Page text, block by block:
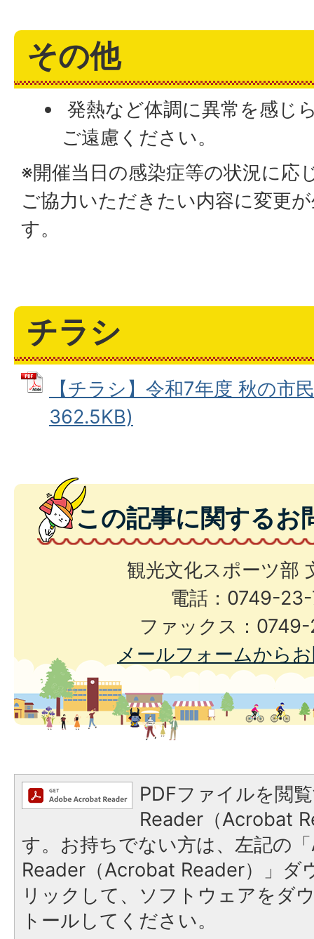
その他
発熱など体調に異常を感じ
ご遠慮ください。
※開催当日の感染症等の状況に応
ご協力いただきたい内容に変更
す。
チラシ
【チラシ】令和7年度 秋の市
362.5KB)
この記事に関するお
観光文化スポーツ部
電話：0749-
ファックス：
メールフォームから
PDFファイルを閲
Reader（Acrobat
す。お持ちでない方は、左記の
Reader（Acrobat Reader）」ダ
リックして、ソフトウェアをダ
トールしてください。